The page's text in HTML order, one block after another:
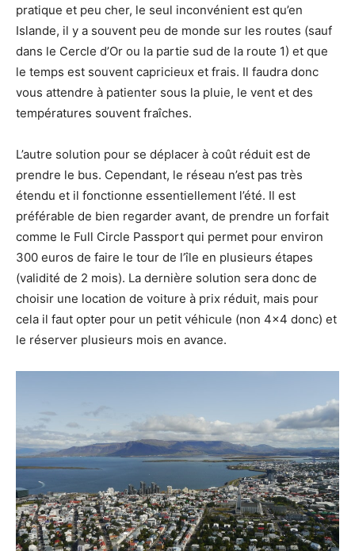
pratique et peu cher, le seul inconvénient est qu’en
Islande, il y a souvent peu de monde sur les routes (sauf
dans le Cercle d’Or ou la partie sud de la route 1) et que
le temps est souvent capricieux et frais. Il faudra donc
vous attendre à patienter sous la pluie, le vent et des
températures souvent fraîches.
L’autre solution pour se déplacer à coût réduit est de
prendre le bus. Cependant, le réseau n’est pas très
étendu et il fonctionne essentiellement l’été. Il est
préférable de bien regarder avant, de prendre un forfait
comme le Full Circle Passport qui permet pour environ
300 euros de faire le tour de l’île en plusieurs étapes
(validité de 2 mois). La dernière solution sera donc de
choisir une location de voiture à prix réduit, mais pour
cela il faut opter pour un petit véhicule (non 4×4 donc) et
le réserver plusieurs mois en avance.